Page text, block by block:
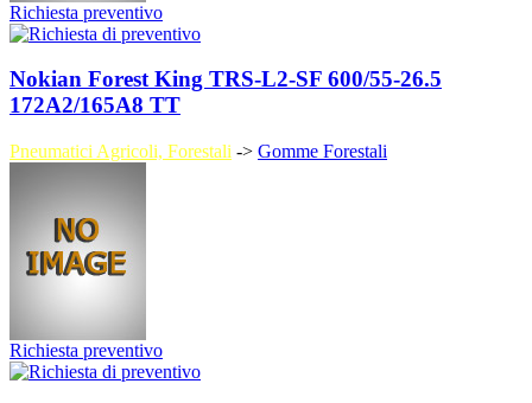
Richiesta preventivo
Nokian Forest King TRS-L2-SF 600/55-26.5
172A2/165A8 TT
Pneumatici Agricoli, Forestali -> Gomme Forestali
Richiesta preventivo